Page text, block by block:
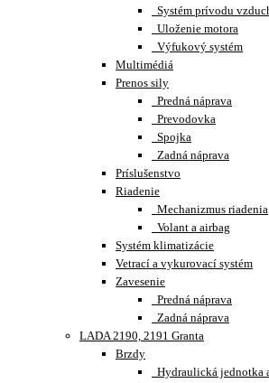
Systém prívodu
Uloženie motora
Výfukový systém
Multimédiá
Prenos sily
Predná náprava
Prevodovka
Spojka
Zadná náprava
Príslušenstvo
Riadenie
Mechanizmus riadenia
Volant a airbag
Systém klimatizácie
Vetrací a vykurovací systém
Zavesenie
Predná náprava
Zadná náprava
LADA 2190, 2191 Granta
Brzdy
Hydraulická jednotka